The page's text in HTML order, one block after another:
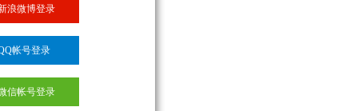
浪微博登录
帐号登录
信帐号登录